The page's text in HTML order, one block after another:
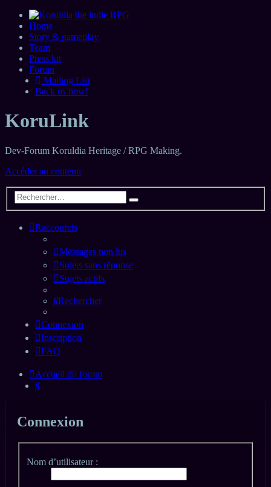
Home
Story & gameplay
Team
Press kit
Forum
Mailing List
Back us now!
KoruLink
Dev-Forum Koruldia Heritage / RPG Making.
Accéder au contenu
Raccourcis
Messages non lus
Sujets sans réponse
Sujets actifs
Rechercher
Connexion
Inscription
FAQ
Accueil du forum
Rechercher
Connexion
Nom d’utilisateur :